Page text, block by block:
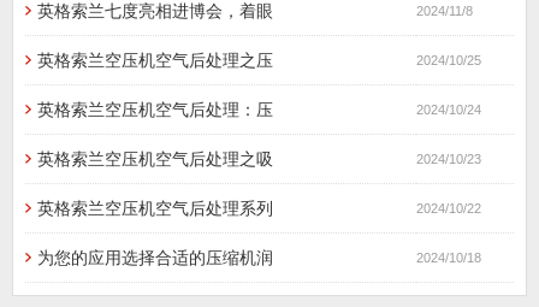
英格索兰七度亮相进博会，着眼 2024/11/8
英格索兰空压机空气后处理之压 2024/10/25
英格索兰空压机空气后处理：压 2024/10/24
英格索兰空压机空气后处理之吸 2024/10/23
英格索兰空压机空气后处理系列 2024/10/22
为您的应用选择合适的压缩机润 2024/10/18